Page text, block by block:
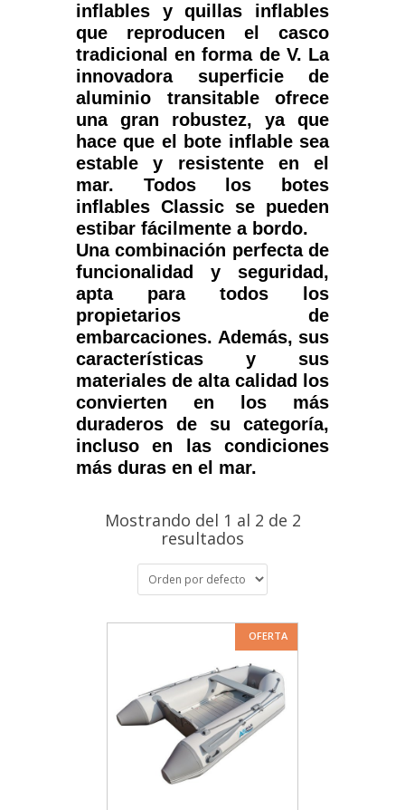
inflables y quillas inflables
que reproducen el casco
tradicional en forma de V. La
innovadora superficie de
aluminio transitable ofrece
una gran robustez, ya que
hace que el bote inflable sea
estable y resistente en el
mar. Todos los botes
inflables Classic se pueden
estibar fácilmente a bordo.
Una combinación perfecta de
funcionalidad y seguridad,
apta para todos los
propietarios de
embarcaciones. Además, sus
características y sus
materiales de alta calidad los
convierten en los más
duraderos de su categoría,
incluso en las condiciones
más duras en el mar.
Mostrando del 1 al 2 de 2
resultados
OFERTA